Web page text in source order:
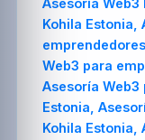
Asesoría Web3
Kohila Estonia,
Web3 para
Asesoría
Estonia,
Kohila Estonia,